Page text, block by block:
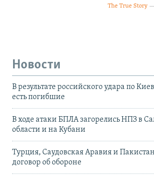
Новости
В результате российского удара по
есть погибшие
В ходе атаки БПЛА загорелись НПЗ в
области и на Кубани
Турция, Саудовская Аравия и
договор об обороне